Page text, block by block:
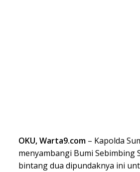
OKU, Warta9.com – Kapolda
menyambangi Bumi Sebimbing
bintang dua dipundaknya ini